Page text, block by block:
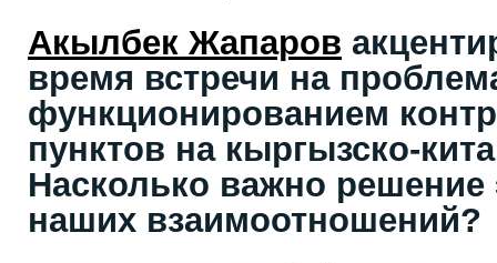
Акылбек Жапаров
время встречи на
функционированием
пунктов на кыргызско-
Насколько важно
наших взаимоотношений?